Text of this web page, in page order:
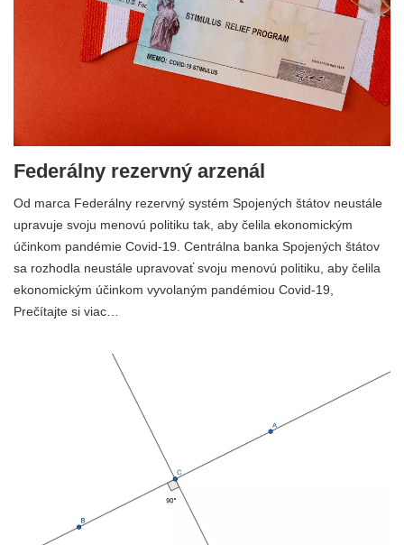
Federálny rezervný arzenál
Od marca Federálny rezervný systém Spojených štátov neustále
upravuje svoju menovú politiku tak, aby čelila ekonomickým
účinkom pandémie Covid-19. Centrálna banka Spojených štátov
sa rozhodla neustále upravovať svoju menovú politiku, aby čelila
ekonomickým účinkom vyvolaným pandémiou Covid-19,
Prečítajte si viac…